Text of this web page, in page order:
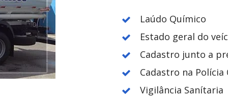
Laúdo Químico
Estado geral do
Cadastro junto a
Cadastro na Polícia
Vigilância Sanítaria